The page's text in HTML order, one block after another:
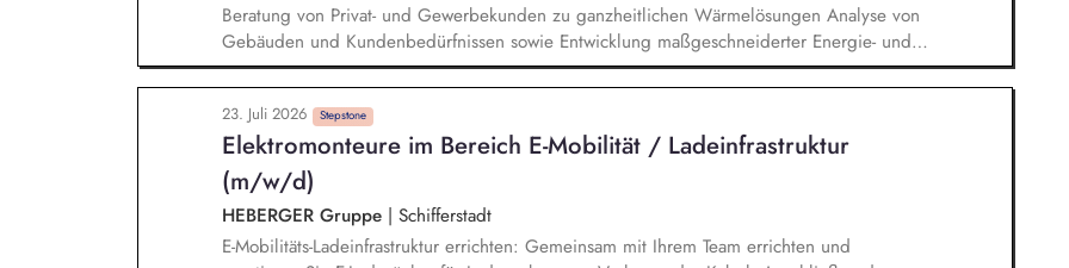
Beratung von Privat- und Gewerbekunden zu ganzheitlichen Wärmelösungen Analyse von
Gebäuden und Kundenbedürfnissen sowie Entwicklung maßgeschneiderter Energie- und
Versorgungskonzepte Erstellung, Präsentation und aktive Nachverfolgung von Angeboten
Ganzheitliche Begleitung der Kunden – vom Erstkontakt bis zum Vertragsabschluss sowie
der Nachbetreuung Eigenverantwortliche Steuerung und Umsetzung von Projekten
23. Juli 2026 Stepstone
Elektromonteure im Bereich E-Mobilität / Ladeinfrastruktur
(m/w/d)
HEBERGER Gruppe | Schifferstadt
E-Mobilitäts-Ladeinfrastruktur errichten: Gemeinsam mit Ihrem Team errichten und